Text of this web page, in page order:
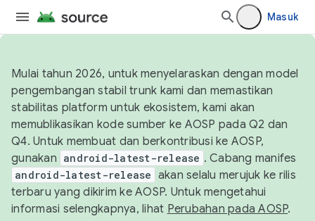
Masuk
Mulai tahun 2026, untuk menyelaraskan dengan model
pengembangan stabil trunk kami dan memastikan
stabilitas platform untuk ekosistem, kami akan
memublikasikan kode sumber ke AOSP pada Q2 dan
Q4. Untuk membuat dan berkontribusi ke AOSP,
gunakan android-latest-release . Cabang manifes
android-latest-release akan selalu merujuk ke rilis
terbaru yang dikirim ke AOSP. Untuk mengetahui
informasi selengkapnya, lihat Perubahan pada AOSP.